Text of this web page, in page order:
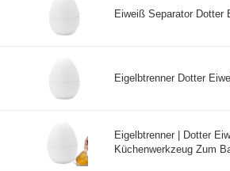
Eiweiß Separator Dotter
Eigelbtrenner Dotter
Eigelbtrenner | Dotter
Küchenwerkzeug Zum